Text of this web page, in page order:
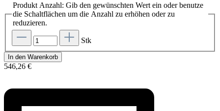
Produkt Anzahl: Gib den gewünschten Wert ein oder benutze
die Schaltflächen um die Anzahl zu erhöhen oder zu
reduzieren.
Stk
In den Warenkorb
546,26 €